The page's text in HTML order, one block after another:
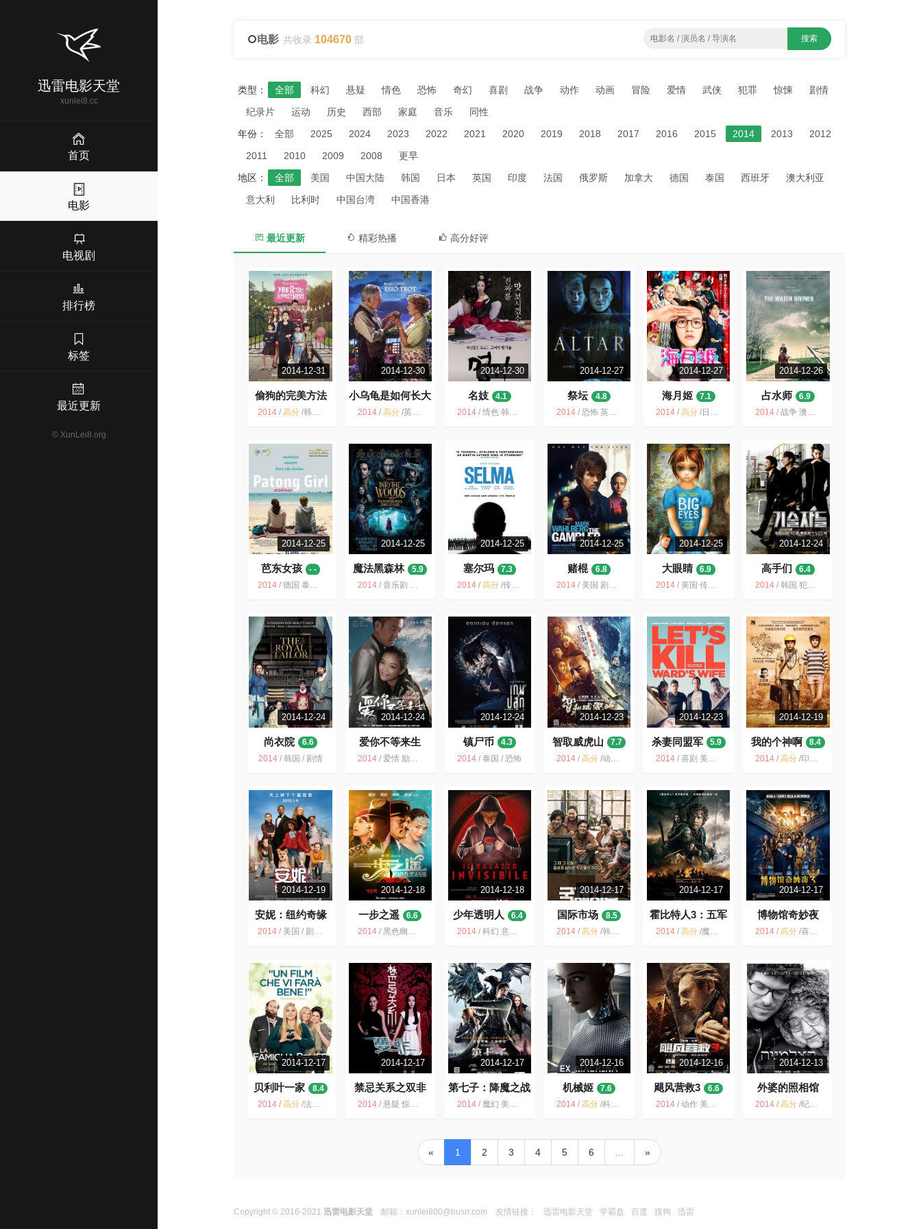
迅雷电影天堂
xunlei8.cc
首页
电影
电视剧
排行榜
标签
最近更新
© XunLei8.org
电影 共收录 104670 部
类型： 全部 科幻 悬疑 情色 恐怖 奇幻 喜剧 战争 动作 动画 冒险 爱情 武侠 犯罪 惊悚
剧情
纪录片
运动 历史 西部 家庭 音乐
同性
年份：
全部 2025 2024 2023 2022 2021 2020 2019 2018 2017 2016 2015 2014 2013
2012
2011
2010 2009 2008
更早
地区：
全部 美国 中国大陆 韩国 日本 英国 印度 法国 俄罗斯 加拿大 德国 泰国 西班牙
澳大利亚
意大利
比利时 中国台湾 中国香港
最近更新 精彩热播 高分好评
2014-12-31
偷狗的完美方法
7.3
2014 /高分 /韩国 温情 韩国电影 喜剧 家庭 剧情 2014 儿童
2014-12-30
小乌龟是如何长大
的
7.8
2014/ 高分/英国 喜剧 爱情 温情 英国电影 DustinHoffman 2015 JudiDench
2014-12-30
名妓
4.1
2014/ 情色 韩国 韩国电影 韩剧 爱情 电影 韩国R级 2014
2014-12-27
祭坛
4.8
2014/ 恐怖 英国 惊悚 悬疑 宗教 2014 英国电影 灵魔
2014-12-27
海月姬
7.1
2014 /高分 / 日本 / 喜剧
2014-12-26
占水师
6.9
2014 /战争 澳大利亚 剧情 土耳其 罗素·克劳 历史 美国 亲情
2014-12-25
芭东女孩
- -
2014 /德国 泰国 LGBT 爱情 马克斯·毛夫 德国电影 喜剧 剧情
2014-12-25
魔法黑森林
5.9
2014/ 音乐剧 美国 奇幻 童话 歌舞 魔幻 2014 Disney
2014-12-25
塞尔玛
7.3
2014/ 高分/传记 美国 历史 2014 剧情 美国电影 英国 政治
2014-12-25
赌棍
6.8
2014/ 美国 剧情 心理 赌片 2014 人性 犯罪 生活
2014-12-25
大眼睛
6.9
2014 / 美国 传记 剧情 2014 艺术 女性 人性 黑色幽默
2014-12-24
高手们
6.4
2014 /韩国 犯罪 韩国电影 金宇彬 动作 李玹雨 2014 电影
2014-12-24
尚衣院
6.6
2014 / 韩国 / 剧情
2014-12-24
爱你不等来生
3.3
2014/ 爱情 励志 都市 喜剧 坑爹 陈赫 杨颖 剧情
2014-12-24
镇尸币
4.3
2014 /泰国 / 恐怖
2014-12-23
智取威虎山
7.7
2014/ 高分/动作 战争 历史 中国大陆 革命 剧情 2014 林海雪原
2014-12-23
杀妻同盟军
5.9
2014 /喜剧 美国 黑色幽默 犯罪 荒诞 2014 美国电影 电影
2014-12-19
我的个神啊
8.4
2014 /高分 /印度 宗教 喜剧 搞笑 爱情 奇幻 人性 剧情
2014-12-19
安妮：纽约奇缘
6.5
2014 / 美国 / 剧情 喜剧 音乐 家庭
2014-12-18
一步之遥
6.6
2014/ 黑色幽默 喜剧 中国大陆 2014 歌舞 荒诞 用力过猛 看不懂
2014-12-18
少年透明人
6.4
2014/ 科幻 意大利 奇幻 青春 超能力 意大利电影 喜剧 2014
2014-12-17
国际市场
8.5
2014/ 高分/韩国 韩国电影 历史 亲情 黄政民 剧情 家庭 温情
2014-12-17
霍比特人3：五军
之战
8.5
2014 /高分 /魔幻 美国 史诗 奇幻 指环王前传 魔戒 冒险 经典
2014-12-17
博物馆奇妙夜
3
7.2
2014 /高分 /喜剧 奇幻 美国 搞笑 冒险 魔幻 2014 电影
2014-12-17
贝利叶一家
8.4
2014 /高分 /法国 家庭 温情 成长 喜剧 法国电影 音乐 亲情
2014-12-17
禁忌关系之双非
3.2
2014/ 悬疑 惊悚 刘昕亮 2014 大陆 剧情 网络电影 犯罪
2014-12-17
第七子：降魔之战
5.1
2014/ 魔幻 美国 奇幻 冒险 2015 科幻 动作 剧情
2014-12-16
机械姬
7.6
2014/ 高分/科幻 人工智能 悬疑 美国 惊悚 英国 2015 剧情
2014-12-16
飓风营救3
6.6
2014 /动作 美国 特工 犯罪 2015 LiamNeeson 法国 剧情
2014-12-13
外婆的照相馆
9.2
2014 /高分 /纪录片 以色列 照相馆 紀錄片 德国 文艺 温情 摄影
« 1 2 3 4 5 6 »
Copyright © 2016-2021迅雷电影天堂 邮箱：xunlei800@busrr.com 友情链接： 迅雷电影天堂 学霸盘 百度 搜狗 迅雷